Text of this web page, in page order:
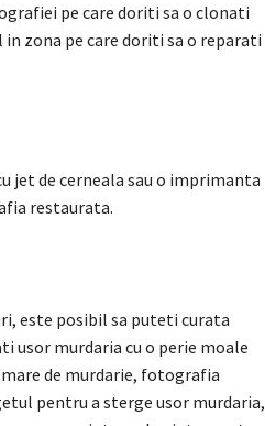
pe care doriti sa o clonati
zona pe care doriti sa o reparati
de cerneala sau o imprimanta
restaurata.
este posibil sa puteti curata
usor murdaria cu o perie moale
de murdarie, fotografia
pentru a sterge usor murdaria,